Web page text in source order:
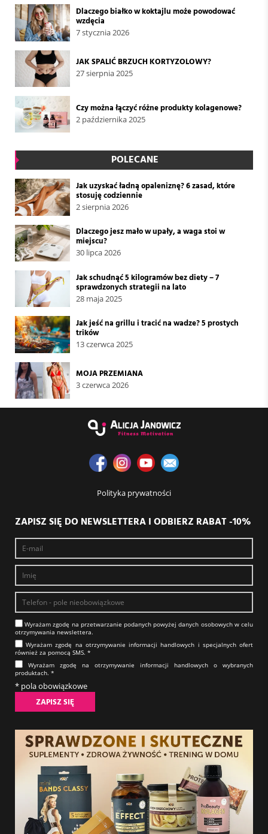
Dlaczego białko w koktajlu może powodować
wzdęcia
7 stycznia 2026
JAK SPALIĆ BRZUCH KORTYZOLOWY?
27 sierpnia 2025
Czy można łączyć różne produkty kolagenowe?
2 października 2025
POLECANE
Jak uzyskać ładną opaleniznę? 6 zasad, które
stosuję codziennie
2 sierpnia 2026
Dlaczego jesz mało w upały, a waga stoi w
miejscu?
30 lipca 2026
Jak schudnąć 5 kilogramów bez diety – 7
sprawdzonych strategii na lato
28 maja 2025
Jak jeść na grillu i tracić na wadze? 5 prostych
trików
13 czerwca 2025
MOJA PRZEMIANA
3 czerwca 2026
Polityka prywatności
ZAPISZ SIĘ DO NEWSLETTERA I ODBIERZ RABAT -10%
Wyrażam zgodę na prze­twa­rza­nie po­da­nych powyżej danych osobowych w celu
otrzy­my­wa­nia new­slet­tera.​​​​​​​
Wyrażam zgodę na otrzy­my­wa­nie in­for­ma­cji han­dlo­wych i specjalnych ofert
również za pomocą SMS.​​​​​​​ *
Wyrażam zgodę na otrzy­my­wa­nie in­for­ma­cji han­dlo­wych o wybranych
produktach.​​​​​​​ *
* pola obowiązkowe